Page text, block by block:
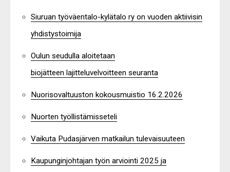
Siuruan työväentalo-kylätalo ry on vuoden aktiivisin
yhdistystoimija
Oulun seudulla aloitetaan
biojätteen lajitteluvelvoitteen seuranta
Nuorisovaltuuston kokousmuistio 16.2.2026
Nuorten työllistämisseteli
Vaikuta Pudasjärven matkailun tulevaisuuteen
Kaupunginjohtajan työn arviointi 2025 ja